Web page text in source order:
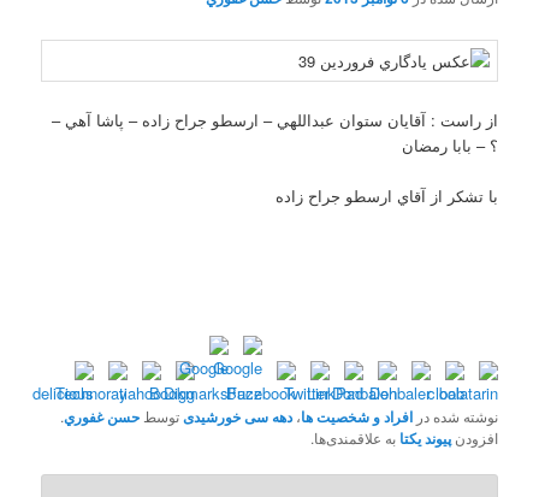
از راست : آقايان ستوان عبداللهي – ارسطو جراح زاده – پاشا آهي –
؟ – بابا رمضان
با تشکر از آقاي ارسطو جراح زاده
نوشته شده درافراد و شخصیت ها،دهه سی خورشیدیتوسطحسن غفوري.
افزودنپیوند یکتا به علاقمندی‌ها.